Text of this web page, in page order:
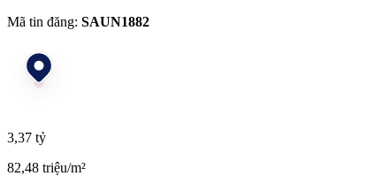
Mã tin đăng: SAUN1882
3,37 tỷ
82,48 triệu/m²